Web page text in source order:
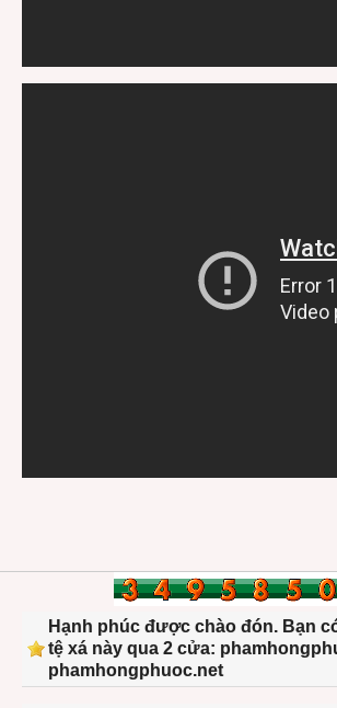
Hạnh phúc được chào đón. Bạn
tệ xá này qua 2 cửa:
phamhongphuoc.net